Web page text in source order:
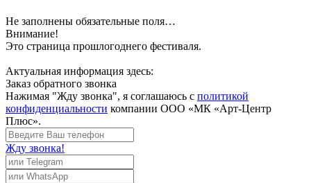
Не заполнены обязательные поля…
Внимание!
Это страница прошлогоднего фестиваля.
Актуальная информация здесь:
Заказ обратного звонка
Нажимая "Жду звонка", я соглашаюсь с политикой
конфиденциальности компании ООО «МК «Арт-Центр
Плюс».
Жду звонка!